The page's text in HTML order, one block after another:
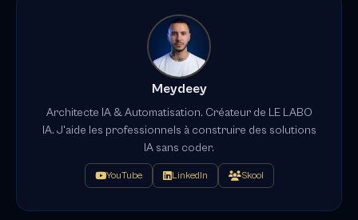
Meydeey
Architecte IA & Automatisation. Créateur de LE LABO
IA. J'aide les professionnels à construire des solutions
IA sans coder.
YouTube LinkedIn Skool